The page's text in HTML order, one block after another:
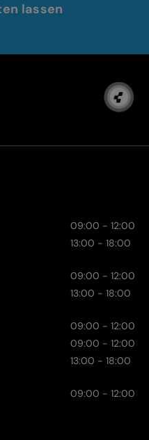
lassen
09:00 - 12:00
13:00 - 18:00
09:00 - 12:00
13:00 - 18:00
09:00 - 12:00
09:00 - 12:00
13:00 - 18:00
09:00 - 12:00